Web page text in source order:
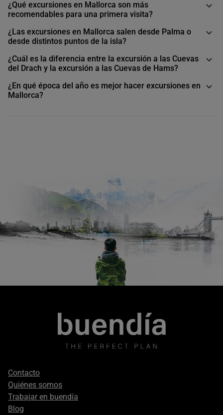
transporte ni de las colas.
¿Qué excursiones en Mallorca son más
recomendables para una primera visita?
¿Las excursiones en Mallorca salen desde Palma o
desde distintos puntos de la isla?
¿Cuál es la diferencia entre la excursión a las Cuevas
del Drach y la excursión a las Cuevas de Hams?
¿En qué época del año es mejor hacer excursiones en
Mallorca?
Footer
secondary
Contacto
Quiénes somos
Trabajar en buendía
Blog